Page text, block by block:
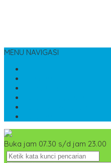
MENU NAVIGASI
Buka jam 07.30 s/d jam 23.00